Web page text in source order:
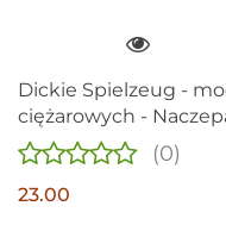
Dickie Spielzeug -
ciężarowych -
(0)
23.00